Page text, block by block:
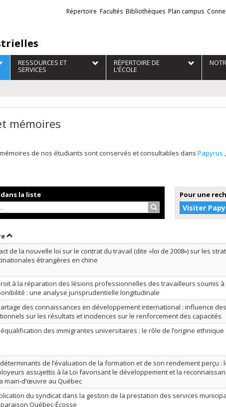
Liens
externes
Répertoire Facultés Bibliothèques Plan campus
RESSOURCES ET
SERVICES
RÉPERTOIRE DE
L'ÉCOLE
mémoires
de nos étudiants sont conservés et consultables dans Papyrus
la liste
Rechercher…
Pour une
Visiter
date en ordre croissant
Trier par titre en ordre croissant
de la nouvelle loi sur le contrat du travail (dite «loi de 2008») sur les
étrangères en chine
à la réparation des lésions professionnelles des travailleurs soumis
: une analyse jurisprudentielle longitudinale
des connaissances en développement international : influence
sur les résultats et incidences sur le renforcement des capacités
des immigrantes universitaires : le rôle de l’origine ethnique
de l’évaluation de la formation et de son rendement perçu :
assujettis à la Loi favorisant le développement et la
main-d’œuvre au Québec
du syndicat dans la gestion de la prestation des services
Québec-Écosse